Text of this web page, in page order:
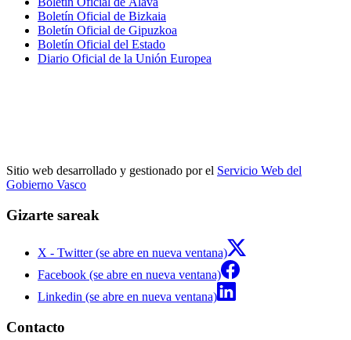
Boletín Oficial de Bizkaia
Boletín Oficial de Gipuzkoa
Boletín Oficial del Estado
Diario Oficial de la Unión Europea
Sitio web desarrollado y gestionado por el Servicio Web del
Gobierno Vasco
Gizarte sareak
X - Twitter (se abre en nueva ventana)
Facebook (se abre en nueva ventana)
Linkedin (se abre en nueva ventana)
Contacto